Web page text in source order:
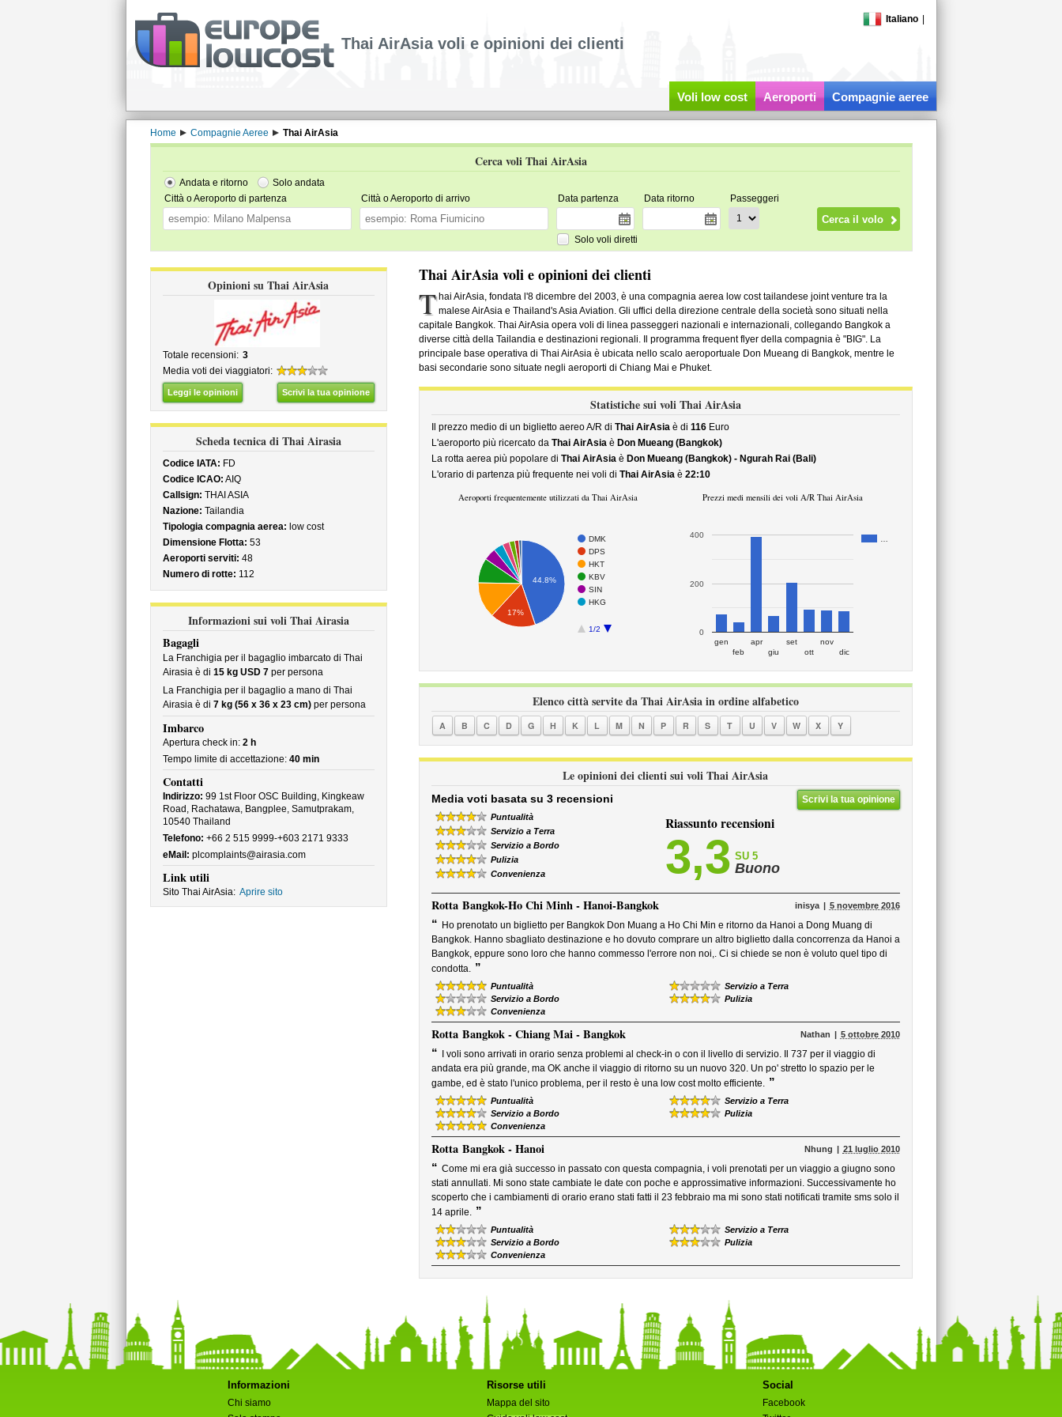
Italiano
Thai AirAsia voli e opinioni dei clienti
Voli low cost Aeroporti Compagnie aeree
Home Compagnie Aeree Thai AirAsia
Cerca voli Thai AirAsia
Andata e ritorno
Solo andata
Città o Aeroporto di partenza
Città o Aeroporto di arrivo Data partenza Data ritorno Passeggeri
Solo voli diretti
Opinioni su Thai AirAsia
Totale recensioni: 3
Media voti dei viaggiatori:
Leggi le opinioni Scrivi la tua opinione
Scheda tecnica di Thai Airasia
Codice IATA: FD
Codice ICAO: AIQ
Callsign: THAI ASIA
Nazione: Tailandia
Tipologia compagnia aerea: low cost
Dimensione Flotta: 53
Aeroporti serviti: 48
Numero di rotte: 112
Informazioni sui voli Thai Airasia
Bagagli
La Franchigia per il bagaglio imbarcato di Thai
Airasia è di 15 kg USD 7per persona
La Franchigia per il bagaglio a mano di Thai
Airasia è di 7 kg (56 x 36 x 23 cm)per persona
Imbarco
Apertura check in: 2 h
Tempo limite di accettazione: 40 min
Contatti
Indirizzo: 99 1st Floor OSC Building, Kingkeaw
Road, Rachatawa, Bangplee, Samutprakam,
10540 Thailand
Telefono: +66 2 515 9999-+603 2171 9333
eMail: plcomplaints@airasia.com
Link utili
Sito Thai AirAsia: Aprire sito
Thai AirAsia voli e opinioni dei clienti
T hai AirAsia, fondata l'8 dicembre del 2003, è una compagnia aerea low cost tailandese joint venture tra la
malese AirAsia e Thailand's Asia Aviation. Gli uffici della direzione centrale della società sono situati nella
capitale Bangkok. Thai AirAsia opera voli di linea passeggeri nazionali e internazionali, collegando Bangkok a
diverse città della Tailandia e destinazioni regionali. Il programma frequent flyer della compagnia è "BIG". La
principale base operativa di Thai AirAsia è ubicata nello scalo aeroportuale Don Mueang di Bangkok, mentre le
basi secondarie sono situate negli aeroporti di Chiang Mai e Phuket.
Statistiche sui voli Thai AirAsia
Il prezzo medio di un biglietto aereo A/R di Thai AirAsiaè di 116Euro
L'aeroporto più ricercato da Thai AirAsiaè Don Mueang (Bangkok)
La rotta aerea più popolare di Thai AirAsiaè Don Mueang (Bangkok) - Ngurah Rai (Bali)
L'orario di partenza più frequente nei voli di Thai AirAsiaè 22:10
Aeroporti frequentemente utilizzati da Thai AirAsia
DMK
DPS
HKT
KBV
SIN
HKG
1/2
44.8%
17%
Prezzi medi mensili dei voli A/R Thai AirAsia
gen
feb
apr
giu
set
ott
nov
dic
0
200
400
Elenco città servite da Thai AirAsia in ordine alfabetico
A B C D G H K L M N P R S T U V W X Y
Le opinioni dei clienti sui voli Thai AirAsia
Scrivi la tua opinione
Media voti basata su 3 recensioni
Puntualità
Servizio a Terra
Servizio a Bordo
Pulizia
Convenienza
Riassunto recensioni
3,3 SU 5
Buono
Rotta Bangkok-Ho Chi Minh - Hanoi-Bangkok inisya 5 novembre 2016
“ Ho prenotato un biglietto per Bangkok Don Muang a Ho Chi Min e ritorno da Hanoi a Dong Muang di
Bangkok. Hanno sbagliato destinazione e ho dovuto comprare un altro biglietto dalla concorrenza da Hanoi a
Bangkok, eppure sono loro che hanno commesso l'errore non noi,. Ci si chiede se non è voluto quel tipo di
condotta. ”
Puntualità
Servizio a Terra
Servizio a Bordo
Pulizia
Convenienza
Rotta Bangkok - Chiang Mai - Bangkok Nathan 5 ottobre 2010
“
I voli sono arrivati in orario senza problemi al check-in o con il livello di servizio. Il 737 per il viaggio di
andata era più grande, ma OK anche il viaggio di ritorno su un nuovo 320. Un po' stretto lo spazio per le
gambe, ed è stato l'unico problema, per il resto è una low cost molto efficiente. ”
Puntualità
Servizio a Terra
Servizio a Bordo
Pulizia
Convenienza
Rotta Bangkok - Hanoi Nhung 21 luglio 2010
“ Come mi era già successo in passato con questa compagnia, i voli prenotati per un viaggio a giugno sono
stati annullati. Mi sono state cambiate le date con poche e approssimative informazioni. Successivamente ho
scoperto che i cambiamenti di orario erano stati fatti il 23 febbraio ma mi sono stati notificati tramite sms solo il
14 aprile. ”
Puntualità
Servizio a Terra
Servizio a Bordo
Pulizia
Convenienza
Informazioni
Chi siamo
Risorse utili
Mappa del sito
Social
Facebook